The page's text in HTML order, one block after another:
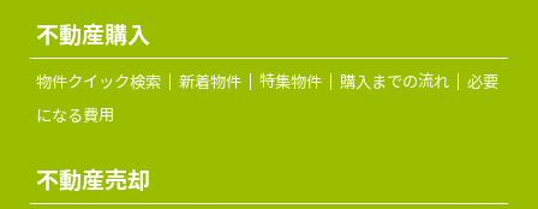
不動産購入
物件クイック検索 新着物件 特集物件 購入までの流れ
必要
になる費用
不動産売却